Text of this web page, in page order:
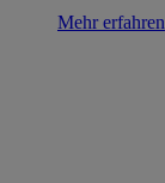
Mehr erfahren